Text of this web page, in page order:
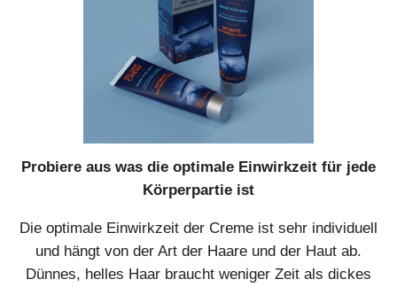
Probiere aus was die optimale Einwirkzeit für jede
Körperpartie ist
Die optimale Einwirkzeit der Creme ist sehr individuell
und hängt von der Art der Haare und der Haut ab.
Dünnes, helles Haar braucht weniger Zeit als dickes